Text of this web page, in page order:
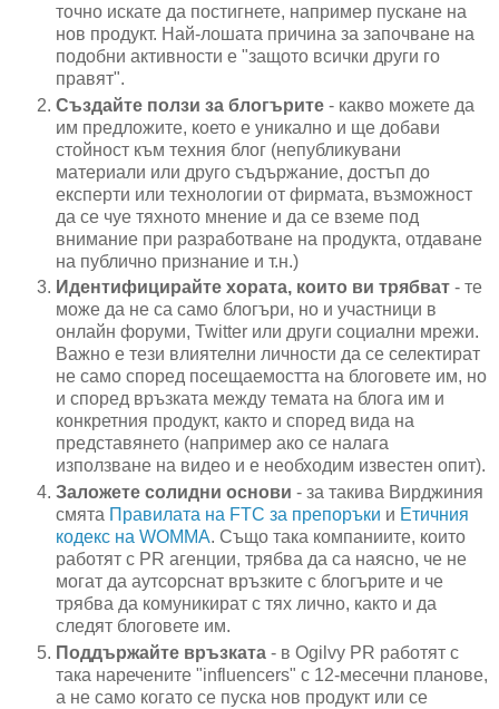
точно искате да постигнете, например пускане на
нов продукт. Най-лошата причина за започване на
подобни активности е "защото всички други го
правят".
Създайте ползи за блогърите - какво можете да
им предложите, което е уникално и ще добави
стойност към техния блог (непубликувани
материали или друго съдържание, достъп до
експерти или технологии от фирмата, възможност
да се чуе тяхното мнение и да се вземе под
внимание при разработване на продукта, отдаване
на публично признание и т.н.)
Идентифицирайте хората, които ви трябват - те
може да не са само блогъри, но и участници в
онлайн форуми, Twitter или други социални мрежи.
Важно е тези влиятелни личности да се селектират
не само според посещаемостта на блоговете им, но
и според връзката между темата на блога им и
конкретния продукт, както и според вида на
представянето (например ако се налага
използване на видео и е необходим известен опит).
Заложете солидни основи - за такива Вирджиния
смята Правилата на FTC за препоръки и Етичния
кодекс на WOMMA. Също така компаниите, които
работят с PR агенции, трябва да са наясно, че не
могат да аутсорснат връзките с блогърите и че
трябва да комуникират с тях лично, както и да
следят блоговете им.
Поддържайте връзката - в Ogilvy PR работят с
така наречените "influencers" с 12-месечни планове,
а не само когато се пуска нов продукт или се